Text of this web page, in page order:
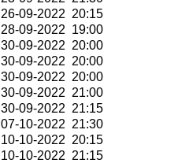
26-09-2022 20:15
28-09-2022 19:00
30-09-2022 20:00
30-09-2022 20:00
30-09-2022 20:00
30-09-2022 21:00
30-09-2022 21:15
07-10-2022 21:30
10-10-2022 20:15
10-10-2022 21:15